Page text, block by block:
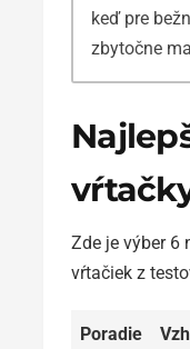
keď pre
zbytočne
Zde je výber 6
vŕtačiek z
Poradie